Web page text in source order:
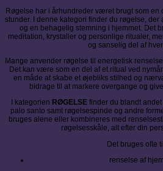
Røgelse har i århundreder været brugt som en
stunder. I denne kategori finder du røgelse, der
og en behagelig stemning i hjemmet. Det
meditation, krystaller og personlige ritualer,
og sanselig del af
Mange anvender røgelse til energetisk
Det kan være som en del af et ritual ved
en måde at skabe et øjebliks stilhed og
bidrage til at markere overgange og
I kategorien RØGELSEfinder du blandt
palo santo samt røgelsespinde og andre
bruges alene eller kombineres med
røgelsesskåle, alt efter din
Det bruges ofte
renselse af